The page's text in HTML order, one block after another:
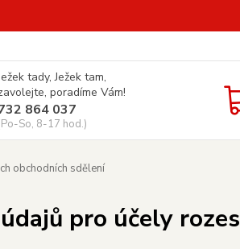
tady, Ježek tam,
poradíme Vám!
864 037
So, 8-17 hod.)
obchodních sdělení
pro účely